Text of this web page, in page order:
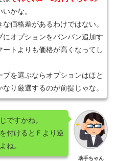
かな。
価格差があるわけではない。
にオプションをバンバン追加す
ートよりも価格が高くなってし
ブを選ぶならオプションはほと
り厳選するのが前提じゃな。
助手ちゃん
ですかね。
付けるとＦより逆
ね。